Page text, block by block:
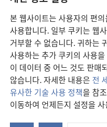
본 웹사이트는 사용자의 편
사용합니다. 일부 쿠키는 웹
거부할 수 없습니다. 귀하는
사용하는 추가 쿠키의 사용
이 데이터 중 어느 것도 판매
않습니다. 자세한 내용은 전
유사한 기술 사용 정책을 참
이동하여 언제든지 설정을
본 웹사이트의 이용은 이 사이트 약관의 제약
보기 설정
Copyright© 2026 Watch Tower
이용 약관| 개인 정보